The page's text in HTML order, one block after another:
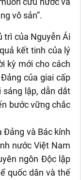
vô sản”.
trì của Nguyễn Ái
kết tinh của lý
kỳ mới cho cách
của giai cấp
lập, dẫn dắt
bước vững chắc
Đảng và Bác kính
nước Việt Nam
ngôn Độc lập
quốc dân và thế